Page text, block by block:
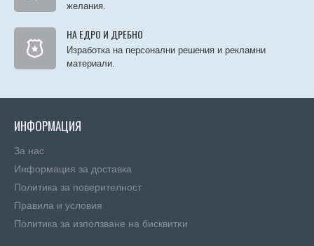
желания.
НА ЕДРО И ДРЕБНО
Изработка на персонални решения и рекламни
материали.
ИНФОРМАЦИЯ
За нас
Информация за доставка
Политика за поверителност
Правила и условия
Πoлитика зa изпoлзвaнe нa бисквитĸи